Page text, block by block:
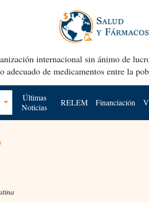
internacional sin ánimo de
adecuado de medicamentos entre la
Últimas
Noticias
RELEM Financiación